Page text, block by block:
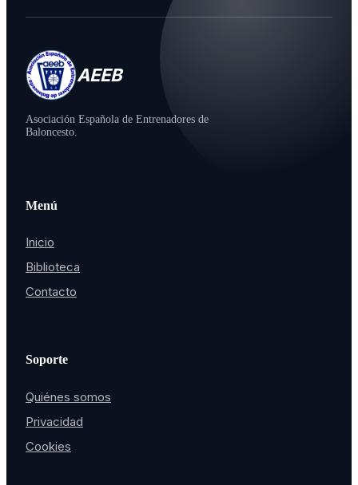
AEEB
Asociación Española de Entrenadores de
Baloncesto.
Menú
Inicio
Biblioteca
Contacto
Soporte
Quiénes somos
Privacidad
Cookies